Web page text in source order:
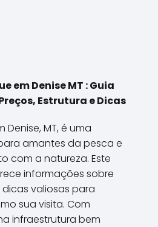
em Denise MT : Guia
Estrutura e Dicas
Denise, MT, é uma
amantes da pesca e
com a natureza. Este
informações sobre
valiosas para
sua visita. Com
infraestrutura bem